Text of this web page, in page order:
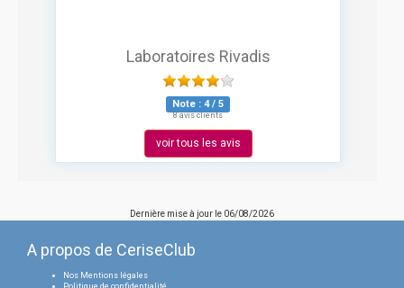
Laboratoires Rivadis
Note : 4/ 5
8 avis clients
voir tous les avis
Dernière mise à jour le 06/08/2026
A propos de CeriseClub
Nos Mentions légales
Politique de confidentialité